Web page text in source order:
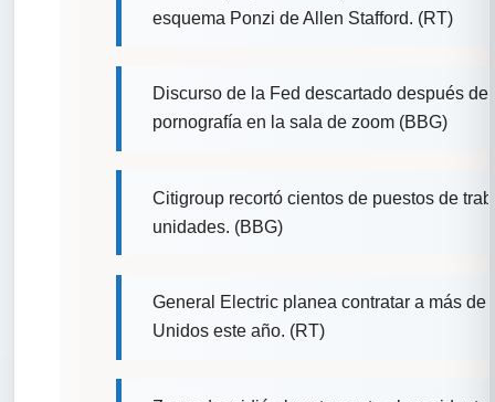
esquema Ponzi de Allen Stafford. (RT)
Discurso de la Fed descartado después
pornografía en la sala de zoom (BBG)
Citigroup recortó cientos de puestos de
unidades. (BBG)
General Electric planea contratar a más de
Unidos este año. (RT)